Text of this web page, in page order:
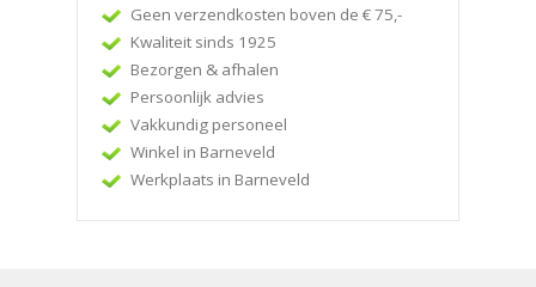
Geen verzendkosten boven de € 75,-
Kwaliteit sinds 1925
Bezorgen & afhalen
Persoonlijk advies
Vakkundig personeel
Winkel in Barneveld
Werkplaats in Barneveld